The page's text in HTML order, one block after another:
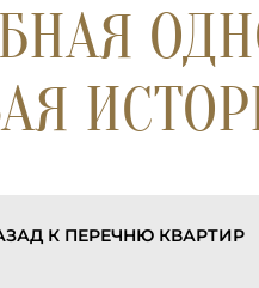
К ПЕРЕЧНЮ КВАРТИР